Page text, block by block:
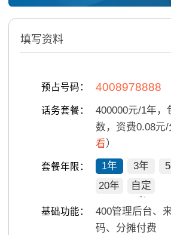
填写资料
预占号码： 4008978888
话务套餐： 400000元/1年，
数，资费0.08元/
看）
套餐年限： 1年 3年
20年
自定
义
基础功能：
400管理后台、
码、分摊付费